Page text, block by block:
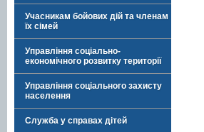
Учасникам бойових дій та членам
їх сімей
Управління соціально-
економічного розвитку території
Управління соціального захисту
населення
Служба у справах дітей